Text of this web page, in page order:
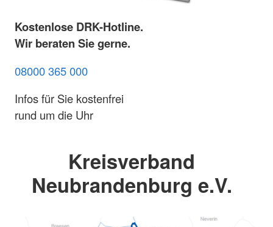
Kostenlose DRK-Hotline.
Wir beraten Sie gerne.
08000 365 000
Infos für Sie kostenfrei
rund um die Uhr
Kreisverband
Neubrandenburg e.V.